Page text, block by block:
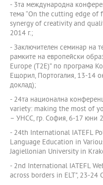
- 3та международна
тема “On the cutting edge
synergy of creativity and
2014 г.;
- Заключителен семинар на
рамките на европейски
Europe (T2E)” по програма
Ещорил, Портогалия, 13-14
доклад);
- 24та национална
variety: making the most of
– УНСС, гр. София, 6-17 юни
- 24th International IATEFL
Language Education in
Jagiellonian University in
- 2nd International IATEFL
across borders in ELT", 23-24